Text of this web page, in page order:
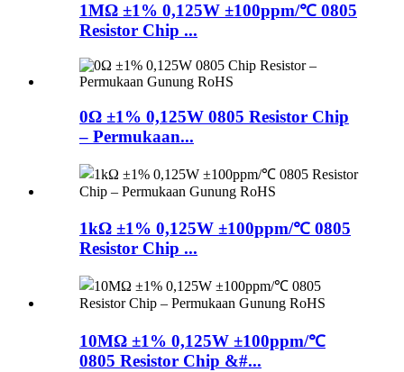
1MΩ ±1% 0,125W ±100ppm/℃ 0805
Resistor Chip ...
0Ω ±1% 0,125W 0805 Resistor Chip
– Permukaan...
1kΩ ±1% 0,125W ±100ppm/℃ 0805
Resistor Chip ...
10MΩ ±1% 0,125W ±100ppm/℃
0805 Resistor Chip &#...